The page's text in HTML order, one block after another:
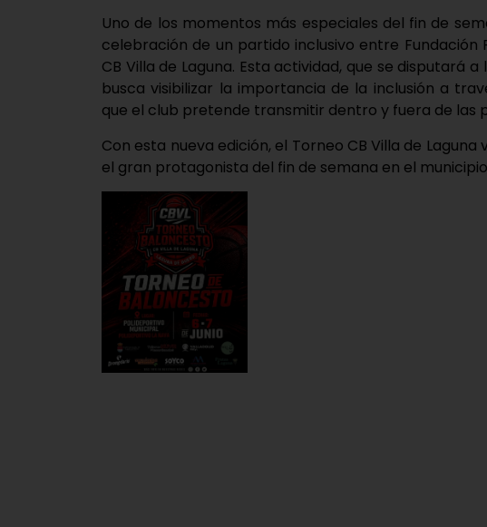
Uno de los momentos más especiales del fin de
celebración de un partido inclusivo entre Fundación
CB Villa de Laguna. Esta actividad, que se disputará a
busca visibilizar la importancia de la inclusión a
que el club pretende transmitir dentro y fuera de las
Con esta nueva edición, el Torneo CB Villa de
el gran protagonista del fin de semana en el